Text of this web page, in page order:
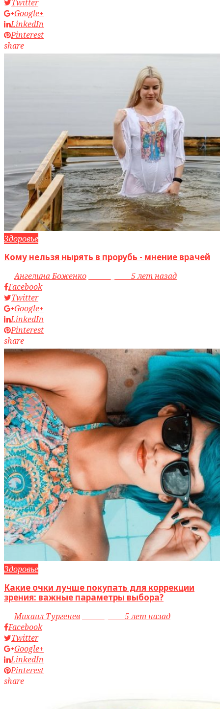
Twitter
Google+
LinkedIn
Pinterest
share
Здоровье
Кому нельзя нырять в прорубь - мнение врачей
byАнгелина Боженко
5 лет назад
Facebook
Twitter
Google+
LinkedIn
Pinterest
share
Здоровье
Какие очки лучше покупать для коррекции
зрения: важные параметры выбора?
byМихаил Тургенев
5 лет назад
Facebook
Twitter
Google+
LinkedIn
Pinterest
share